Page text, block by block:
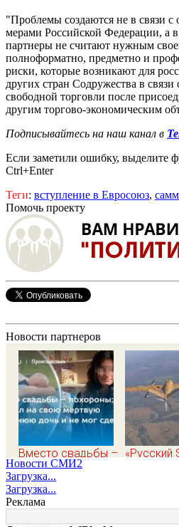
"Проблемы создаются не в связи
мерами Российской Федерации, а
партнеры не считают нужным
полноформатно, предметно и
риски, которые возникают для
других стран Содружества в
свободной торговли после
другим торгово-экономическим
Подписывайтесь на наш канал в
Если заметили ошибку, выделите
Ctrl+Enter
Теги: вступление в Евросоюз,
Помочь проекту
Новости партнеров
Вместо свадьбы –
похороны: отец
смотрел на свою
мертвую 16-
летнюю дочь и не
«Русский
точность
Новости СМИ2
Загрузка...
Загрузка...
Реклама